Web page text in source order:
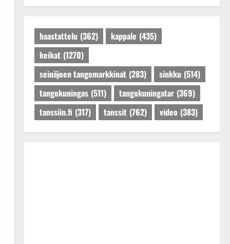
Tanssiin.fi
Julkaistu: 27.4.2025 |
haastattelu (362) kappale (435)
keikat (1270)
seinäjoen tangomarkkinat (283) sinkku (514)
tangokuningas (511) tangokuningatar (369)
tanssiin.fi (317) tanssit (762) video (383)